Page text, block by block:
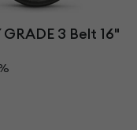
3 Belt 16"